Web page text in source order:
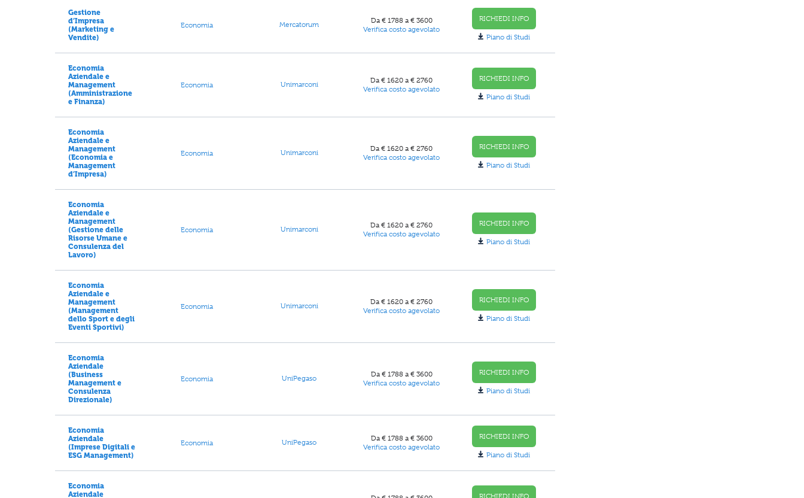
Gestione
d’Impresa
(Marketing e
Vendite)
Economia Mercatorum
Da € 1788 a € 3600
Verifica costo agevolato
RICHIEDI INFO
Piano di Studi
Economia
Aziendale e
Management
(Amministrazione
e Finanza)
Economia Unimarconi
Da € 1620 a € 2760
Verifica costo agevolato
RICHIEDI INFO
Piano di Studi
Economia
Aziendale e
Management
(Economia e
Management
d’Impresa)
Economia Unimarconi
Da € 1620 a € 2760
Verifica costo agevolato
RICHIEDI INFO
Piano di Studi
Economia
Aziendale e
Management
(Gestione delle
Risorse Umane e
Consulenza del
Lavoro)
Economia Unimarconi
Da € 1620 a € 2760
Verifica costo agevolato
RICHIEDI INFO
Piano di Studi
Economia
Aziendale e
Management
(Management
dello Sport e degli
Eventi Sportivi)
Economia Unimarconi
Da € 1620 a € 2760
Verifica costo agevolato
RICHIEDI INFO
Piano di Studi
Economia
Aziendale
(Business
Management e
Consulenza
Direzionale)
Economia UniPegaso
Da € 1788 a € 3600
Verifica costo agevolato
RICHIEDI INFO
Piano di Studi
Economia
Aziendale
(Imprese Digitali e
ESG Management)
Economia UniPegaso
Da € 1788 a € 3600
Verifica costo agevolato
RICHIEDI INFO
Piano di Studi
Economia
Aziendale
RICHIEDI INFO